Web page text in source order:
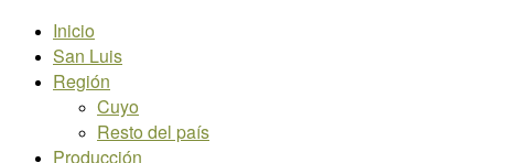
Inicio
San Luis
Región
Cuyo
Resto del país
Producción